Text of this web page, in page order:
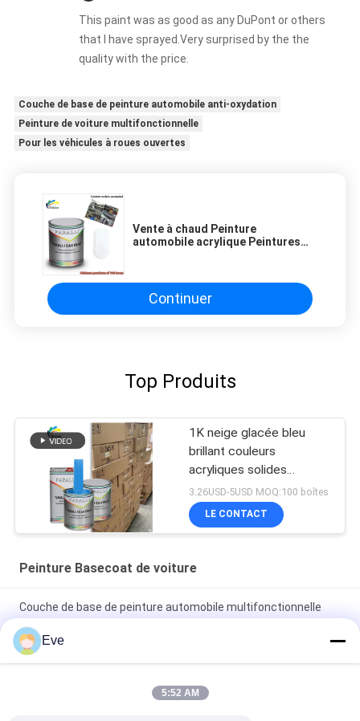
This paint was as good as any DuPont or others
that I have sprayed.Very surprised by the the
quality with the price.
Couche de base de peinture automobile anti-oxydation
Peinture de voiture multifonctionnelle
Pour les véhicules à roues ouvertes
Vente à chaud Peinture
automobile acrylique Peintures
blanche pure
Continuer
Top Produits
1K neige glacée bleu
brillant couleurs
acryliques solides
Peinture automobile pour
réparation de carrosserie
de voiture d'occasion
3.26USD-5USD MOQ:100 boîtes
LE CONTACT
Peinture Basecoat de voiture
Couche de base de peinture automobile multifonctionnelle
résistante aux UV
Vêtements à base claire pour automobile à l' épreuve du
Eve
5:52 AM